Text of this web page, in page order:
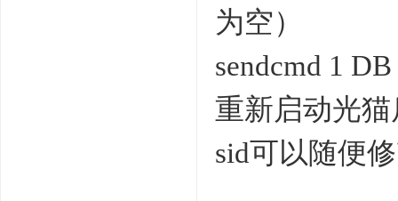
为空）
sendcmd 1
重新启动光猫
sid可以随便